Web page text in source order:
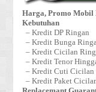
Harga, Promo Mobil
Kebutuhan
– Kredit DP Ringan
– Kredit Bunga
– Kredit Cicilan
– Kredit Tenor
– Kredit Cuti Cicilan
– Kredit Paket